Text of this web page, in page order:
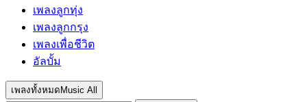
เพลงลูกทุ่ง
เพลงลูกกรุง
เพลงเพื่อชีวิต
อัลบั้ม
เพลงทั้งหมด Music All